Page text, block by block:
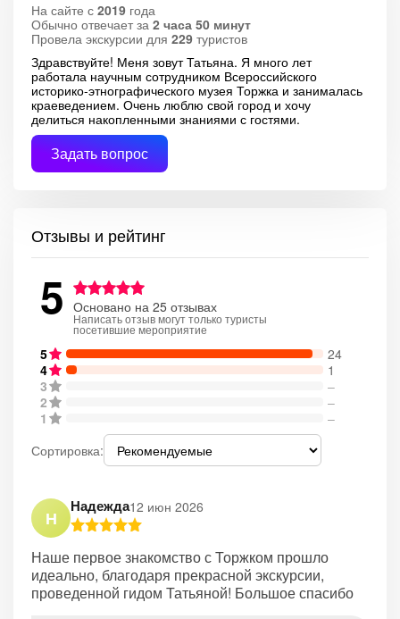
На сайте с 2019 года
Обычно отвечает за 2 часа 50 минут
Провела экскурсии для 229 туристов
Здравствуйте! Меня зовут Татьяна. Я много лет
работала научным сотрудником Всероссийского
историко-этнографического музея Торжка и занималась
краеведением. Очень люблю свой город и хочу
делиться накопленными знаниями с гостями.
Задать вопрос
Отзывы и рейтинг
5 Основано на 25 отзывах
Написать отзыв могут только туристы
посетившие мероприятие
5
24
4
1
3
–
2
–
1
–
Сортировка:
Н
Надежда12 июн 2026
Наше первое знакомство с Торжком прошло
идеально, благодаря прекрасной экскурсии,
проведенной гидом Татьяной! Большое спасибо